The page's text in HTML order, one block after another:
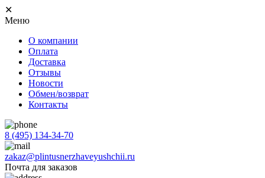
✕
Меню
О компании
Оплата
Доставка
Отзывы
Новости
Обмен/возврат
Контакты
8 (495) 134-34-70
zakaz@plintusnerzhaveyushchii.ru
Почта для заказов